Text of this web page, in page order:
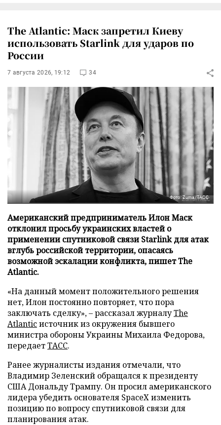
The Atlantic: Маск запретил Киеву
использовать Starlink для ударов по
России
7 августа 2026, 19:12 34
Фото: Zuma/ТАСС
Американский предприниматель Илон Маск
отклонил просьбу украинских властей о
применении спутниковой связи Starlink для атак
вглубь российской территории, опасаясь
возможной эскалации конфликта, пишет The
Atlantic.
«На данный момент положительного решения
нет, Илон постоянно повторяет, что пора
заключать сделку», – рассказал журналуThe
Atlanticисточник из окружения бывшего
министра обороны Украины Михаила Федорова,
передаетТАСС.
Ранее журналисты издания отмечали, что
Владимир Зеленский обращался к президенту
США Дональду Трампу. Он просил американского
лидера убедить основателя SpaceX изменить
позицию по вопросу спутниковой связи для
планирования атак.